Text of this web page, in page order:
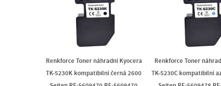
Renkforce Toner náhradní Kyocera
TK-5230K kompatibilní černá 2600
Renkforce Toner
TK-5230C kompatibilní